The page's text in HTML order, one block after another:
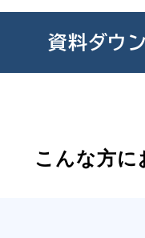
資料ダウ
こんな方に